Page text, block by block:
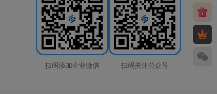
扫码添加企业微信 扫码关注公众号